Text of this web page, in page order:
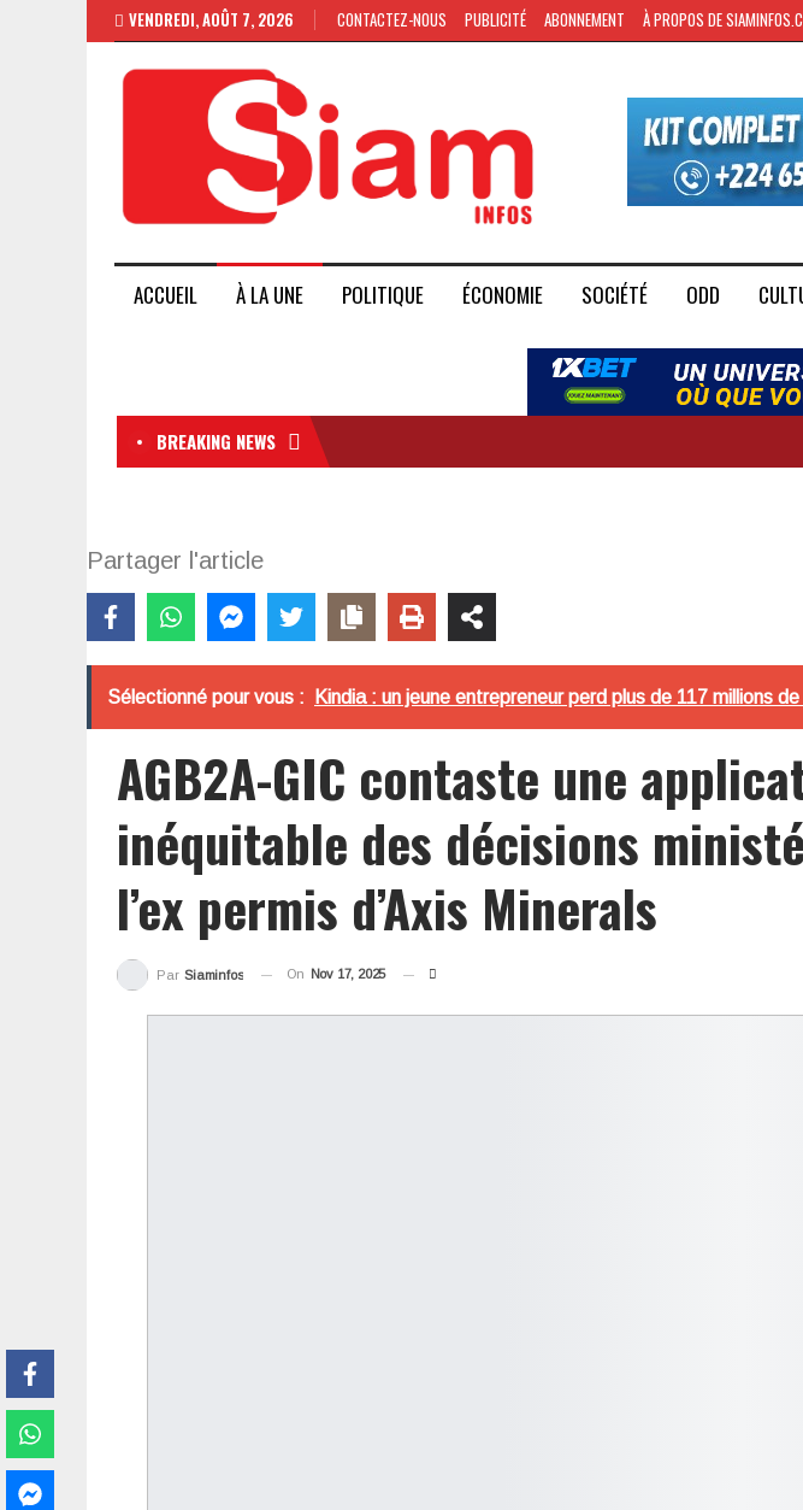
VENDREDI, AOÛT 7, 2026 CONTACTEZ-NOUS PUBLICITÉ ABONNEMENT À PROPOS DE
ACCUEIL À LA UNE POLITIQUE ÉCONOMIE SOCIÉTÉ ODD
BREAKING NEWS
Partager l'article
Sélectionné pour vous : Kindia : un jeune entrepreneur perd plus de 117 millions
AGB2A-GIC contaste une
inéquitable des décisions
l’ex permis d’Axis Minerals
Par Siaminfos On Nov 17, 2025